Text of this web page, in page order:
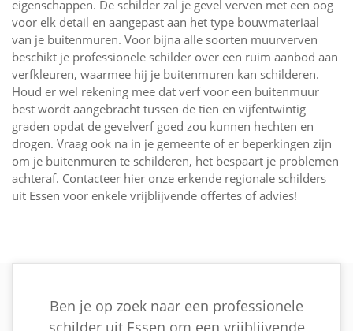
eigenschappen. De schilder zal je gevel verven met een oog
voor elk detail en aangepast aan het type bouwmateriaal
van je buitenmuren. Voor bijna alle soorten muurverven
beschikt je professionele schilder over een ruim aanbod aan
verfkleuren, waarmee hij je buitenmuren kan schilderen.
Houd er wel rekening mee dat verf voor een buitenmuur
best wordt aangebracht tussen de tien en vijfentwintig
graden opdat de gevelverf goed zou kunnen hechten en
drogen. Vraag ook na in je gemeente of er beperkingen zijn
om je buitenmuren te schilderen, het bespaart je problemen
achteraf. Contacteer hier onze erkende regionale schilders
uit Essen voor enkele vrijblijvende offertes of advies!
Ben je op zoek naar een professionele
schilder uit Essen om een vrijblijvende